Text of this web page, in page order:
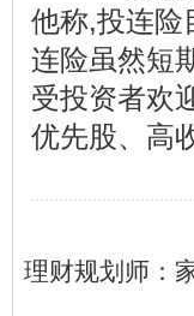
他称,投连险
连险虽然短
受投资者欢
优先股、高
理财规划师：